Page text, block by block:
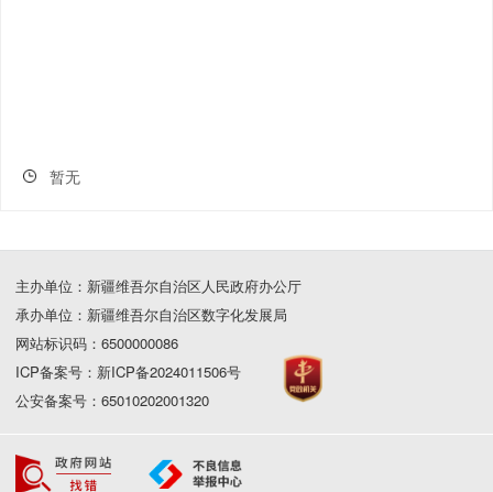
暂无
主办单位：新疆维吾尔自治区人民政府办公厅
承办单位：新疆维吾尔自治区数字化发展局
网站标识码：6500000086
ICP备案号：新ICP备2024011506号
公安备案号：65010202001320